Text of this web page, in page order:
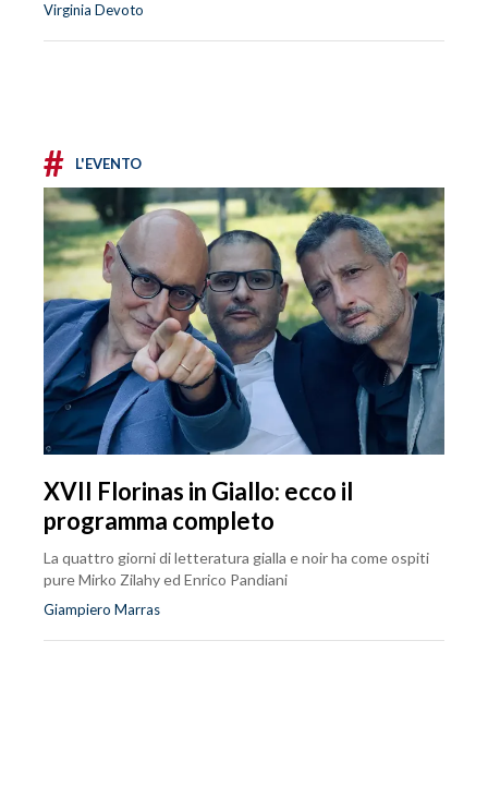
Virginia Devoto
# L'EVENTO
XVII Florinas in Giallo: ecco il
programma completo
La quattro giorni di letteratura gialla e noir ha come ospiti
pure Mirko Zilahy ed Enrico Pandiani
Giampiero Marras